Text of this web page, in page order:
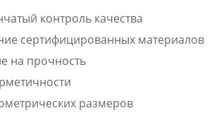
контроль качества
сертифицированных материалов
на прочность
размеров